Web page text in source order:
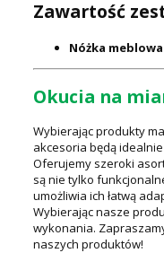
Zawartość
Nóżka
Okucia na
Wybierając produkty
akcesoria będą
Oferujemy szeroki
są nie tylko
umożliwia ich łatwą
Wybierając nasze
wykonania.
naszych produktów!